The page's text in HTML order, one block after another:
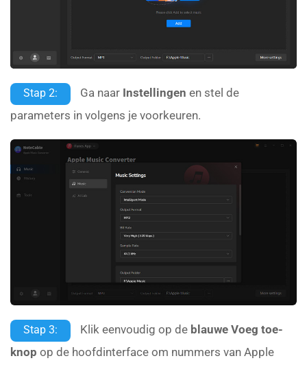
Stap 2: Ga naar Instellingen en stel de
parameters in volgens je voorkeuren.
Stap 3: Klik eenvoudig op de blauwe Voeg toe-
knop op de hoofdinterface om nummers van Apple